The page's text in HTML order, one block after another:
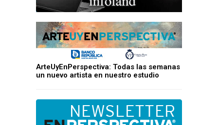
ArteUyEnPerspectiva: Todas las semanas
un nuevo artista en nuestro estudio